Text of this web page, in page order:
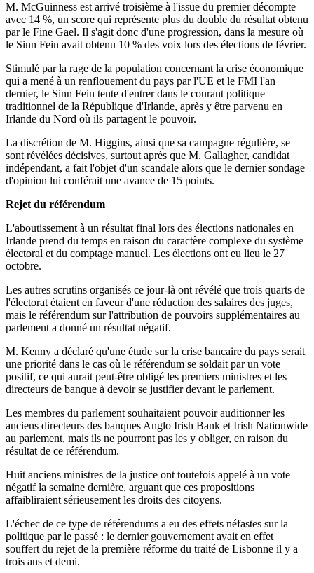
M. McGuinness est arrivé troisième à l'issue du premier décompte
avec 14 %, un score qui représente plus du double du résultat obtenu
par le Fine Gael. Il s'agit donc d'une progression, dans la mesure où
le Sinn Fein avait obtenu 10 % des voix lors des élections de février.
Stimulé par la rage de la population concernant la crise économique
qui a mené à un renflouement du pays par l'UE et le FMI l'an
dernier, le Sinn Fein tente d'entrer dans le courant politique
traditionnel de la République d'Irlande, après y être parvenu en
Irlande du Nord où ils partagent le pouvoir.
La discrétion de M. Higgins, ainsi que sa campagne régulière, se
sont révélées décisives, surtout après que M. Gallagher, candidat
indépendant, a fait l'objet d'un scandale alors que le dernier sondage
d'opinion lui conférait une avance de 15 points.
Rejet du référendum
L'aboutissement à un résultat final lors des élections nationales en
Irlande prend du temps en raison du caractère complexe du système
électoral et du comptage manuel. Les élections ont eu lieu le 27
octobre.
Les autres scrutins organisés ce jour-là ont révélé que trois quarts de
l'électorat étaient en faveur d'une réduction des salaires des juges,
mais le référendum sur l'attribution de pouvoirs supplémentaires au
parlement a donné un résultat négatif.
M. Kenny a déclaré qu'une étude sur la crise bancaire du pays serait
une priorité dans le cas où le référendum se soldait par un vote
positif, ce qui aurait peut-être obligé les premiers ministres et les
directeurs de banque à devoir se justifier devant le parlement.
Les membres du parlement souhaitaient pouvoir auditionner les
anciens directeurs des banques Anglo Irish Bank et Irish Nationwide
au parlement, mais ils ne pourront pas les y obliger, en raison du
résultat de ce référendum.
Huit anciens ministres de la justice ont toutefois appelé à un vote
négatif la semaine dernière, arguant que ces propositions
affaibliraient sérieusement les droits des citoyens.
L'échec de ce type de référendums a eu des effets néfastes sur la
politique par le passé : le dernier gouvernement avait en effet
souffert du rejet de la première réforme du traité de Lisbonne il y a
trois ans et demi.